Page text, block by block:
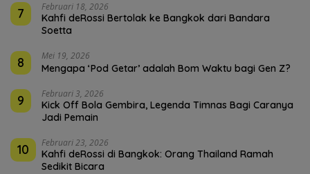
7 Februari 18, 2026
Kahfi deRossi Bertolak ke Bangkok dari Bandara
Soetta
8 Mei 19, 2026
Mengapa ‘Pod Getar’ adalah Bom Waktu bagi Gen Z?
9 Februari 3, 2026
Kick Off Bola Gembira, Legenda Timnas Bagi Caranya
Jadi Pemain
10 Februari 23, 2026
Kahfi deRossi di Bangkok: Orang Thailand Ramah
Sedikit Bicara